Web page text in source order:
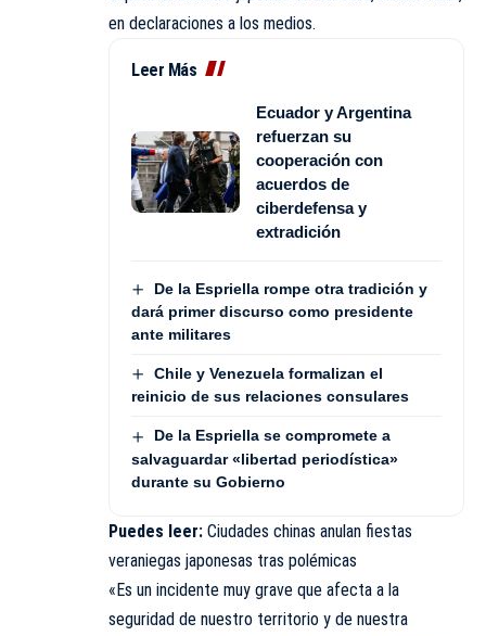
en declaraciones a los medios.
Leer Más
Ecuador y Argentina
refuerzan su
cooperación con
acuerdos de
ciberdefensa y
extradición
De la Espriella rompe otra tradición y
dará primer discurso como presidente
ante militares
Chile y Venezuela formalizan el
reinicio de sus relaciones consulares
De la Espriella se compromete a
salvaguardar «libertad periodística»
durante su Gobierno
Puedes leer: Ciudades chinas anulan fiestas
veraniegas japonesas tras polémicas
«Es un incidente muy grave que afecta a la
seguridad de nuestro territorio y de nuestra